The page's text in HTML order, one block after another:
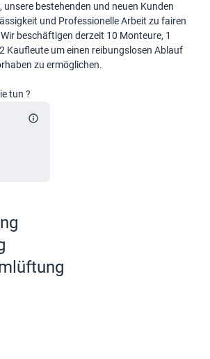
bestehenden und neuen Kunden
und Professionelle Arbeit zu fairen
beschäftigen derzeit 10 Monteure, 1
Kaufleute um einen reibungslosen Ablauf
zu ermöglichen.
tun ?